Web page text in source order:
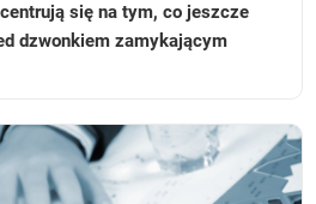
się na tym, co jeszcze
dzwonkiem zamykającym